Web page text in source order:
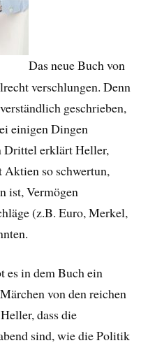
Das neue Buch von
verschlungen. Denn
geschrieben,
einigen Dingen
Drittel erklärt Heller,
so schwertun,
ist, Vermögen
(z.B. Euro, Merkel,
es in dem Buch ein
von den reichen
dass die
sind, wie die Politik